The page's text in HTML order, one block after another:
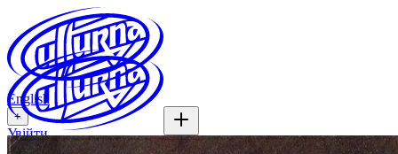
English
+
Увійти